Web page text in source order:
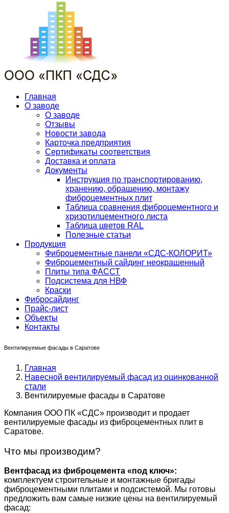
Главная
О заводе
О заводе
Отзывы
Новости завода
Карточка предприятия
Сертификаты соответствия
Доставка и оплата
Документы
Инструкция по транспортированию,
хранению, обращению, монтажу
фиброцементных плит
Таблица сравнения фиброцементного и
хризотилцементного листа
Таблица цветов RAL
Полезные статьи
Продукция
Фиброцементные панели «СДС-КОЛОРИТ»
Фиброцементный сайдинг неокрашенный
Плиты типа ФАССТ
Подсистема для НВФ
Краски
Фибросайдинг
Прайс-лист
Объекты
Контакты
Вентилируемые фасады в Саратове
Главная
Навесной вентилируемый фасад из оцинкованной
стали
Вентилируемые фасады в Саратове
Компания ООО ПК «СДС» производит и продает
вентилируемые фасады из фиброцементных плит в
Саратове.
Что мы производим?
Вентфасад из фиброцемента «под ключ»:
комплектуем строительные и монтажные бригады
фиброцементными плитами и подсистемой. Мы готовы
предложить вам самые низкие цены на вентилируемый
фасад: